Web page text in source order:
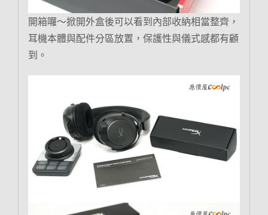
開箱囉～掀開外盒後可以看到內部收納相當整齊，
耳機本體與配件分區放置，保護性與儀式感都有顧
到。